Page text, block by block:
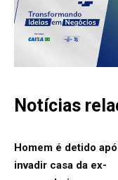
Notícias
Homem é detido
invadir casa da ex-